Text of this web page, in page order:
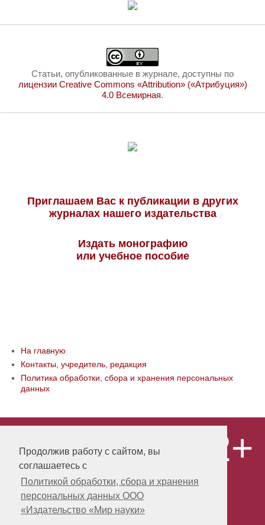
Продолжив работу с сайтом, вы
соглашаетесь с
Политикой обработки, сбора и хранения
персональных данных ООО
«Издательство «Мир науки»
Статьи, опубликованные в журнале, доступны по
лицензии Creative Commons «Attribution» («Атрибуция»)
4.0 Всемирная.
Приглашаем Вас к публикации в других
журналах нашего издательства
Издать монографию
или учебное пособие
На главную
Контакты, учредитель, редакция
Политика обработки, сбора и хранения персональных
данных
«Publishing company «World of science»,
LLC Материалы, размещенные на сайте,
охраняются Законом о защите авторских
прав. Публикация любых материалов
этого сайта запрещена без
предварительного согласования с
издательством. Авторские права на
12+